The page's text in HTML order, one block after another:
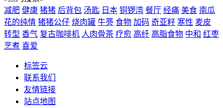
减肥 健康 猪猪 后背包 汤匙 日本 铜锣湾 餐厅 经痛 美食 南瓜
花的纯情 猪猪公仔 烧肉罐 牛蒡 食物 加码 奇亚籽 寒性 麦皮
转型 香气 复古咖啡机 人肉骨茶 疗愈 高纤 高脂食物 中和 红枣
烹煮 喜爱
标签云
联系我们
友情链接
站点地图